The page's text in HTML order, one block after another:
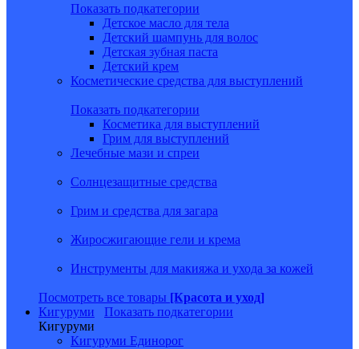
Показать подкатегории
Детское масло для тела
Детский шампунь для волос
Детская зубная паста
Детский крем
Косметические средства для выступлений
Показать подкатегории
Косметика для выступлений
Грим для выступлений
Лечебные мази и спреи
Солнцезащитные средства
Грим и средства для загара
Жиросжигающие гели и крема
Инструменты для макияжа и ухода за кожей
Посмотреть все товары [Красота и уход]
Кигуруми
Показать подкатегории
Кигуруми
Кигуруми Единорог